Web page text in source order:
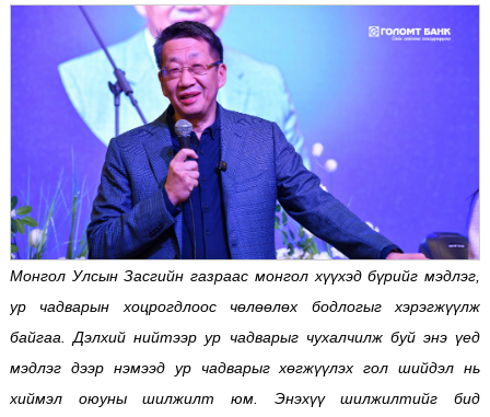
Монгол Улсын Засгийн газраас монгол хүүхэд бүрийг мэдлэг,
ур чадварын хоцрогдлоос чөлөөлөх бодлогыг хэрэгжүүлж
байгаа. Дэлхий нийтээр ур чадварыг чухалчилж буй энэ үед
мэдлэг дээр нэмээд ур чадварыг хөгжүүлэх гол шийдэл нь
хиймэл оюуны шилжилт юм. Энэхүү шилжилтийг бид